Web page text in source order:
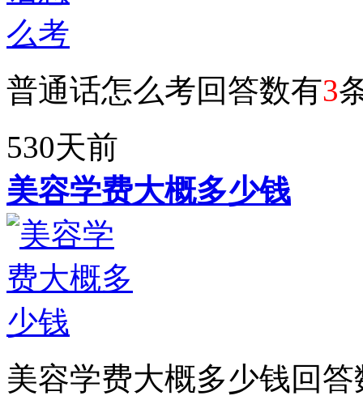
普通话怎么考回答数有3
530天前
美容学费大概多少钱
美容学费大概多少钱回答